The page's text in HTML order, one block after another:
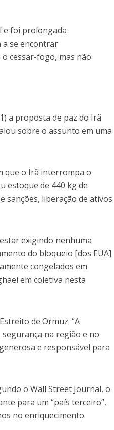
e foi prolongada
a se encontrar
cessar-fogo, mas não
a proposta de paz do Irã
sobre o assunto em uma
que o Irã interrompa o
estoque de 440 kg de
sanções, liberação de ativos
exigindo nenhuma
do bloqueio [dos EUA]
congelados em
em coletiva nesta
de Ormuz. “A
na região e no
e responsável para
o Wall Street Journal, o
para um “país terceiro”,
no enriquecimento.